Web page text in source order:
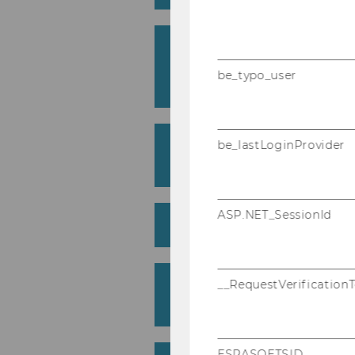
Whom do I need to
questions regarding
process/requirements?
When do I need to
focus on an industry
How long does the
Are there many
be_typo_user
be_lastLoginProvider
ASP.NET_SessionId